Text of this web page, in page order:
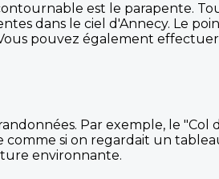
est le parapente.
dans le ciel d'Annecy. Le
pouvez également
Par exemple, le
si on regardait un
environnante.